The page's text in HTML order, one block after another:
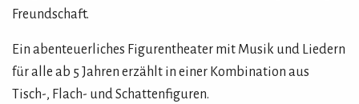
Freundschaft.
Ein abenteuerliches Figurentheater mit Musik und Liedern
für alle ab 5 Jahren erzählt in einer Kombination aus
Tisch-, Flach- und Schattenfiguren.